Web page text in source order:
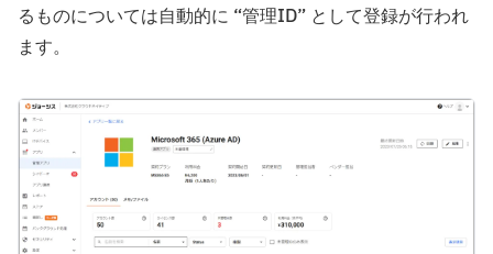
るものについては自動的に “管理ID” として登録が行われ
ます。